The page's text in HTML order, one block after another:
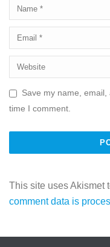
Save my name,
time I comment.
This site uses Akismet
comment data is